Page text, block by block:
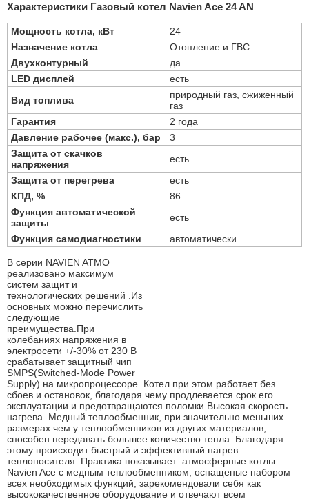
Характеристики Газовый котел Navien Ace 24 AN
Мощность котла, кВт
24
Назначение котла
Отопление и ГВС
Двухконтурный
да
LED дисплей
есть
Вид топлива
природный газ, сжиженный
газ
Гарантия
2 года
Давление рабочее (макс.), бар
3
Защита от скачков
напряжения
есть
Защита от перегрева
есть
КПД, %
86
Функция автоматической
защиты
есть
Функция самодиагностики
автоматически
В серии NAVIEN ATMO
реализовано максимум
систем защит и
технологических решений .Из
основных можно перечислить
следующие
преимущества.При
колебаниях напряжения в
электросети +/-30% от 230 В
срабатывает защитный чип
SMPS(Switched-Mode Power
Supply) на микропроцессоре. Котел при этом работает без
сбоев и остановок, благодаря чему продлевается срок его
эксплуатации и предотвращаются поломки.Высокая скорость
нагрева. Медный теплообменник, при значительно меньших
размерах чем у теплообменников из других материалов,
способен передавать большее количество тепла. Благодаря
этому происходит быстрый и эффективный нагрев
теплоносителя. Практика показывает: атмосферные котлы
Navien Ace с медным теплообменником, оснащеные набором
всех необходимых функций, зарекомендовали себя как
высококачественное оборудование и отвечают всем